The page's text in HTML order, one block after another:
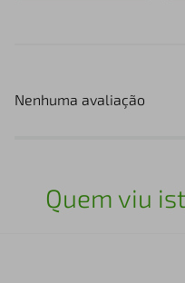
Nenhuma avaliação
Quem viu